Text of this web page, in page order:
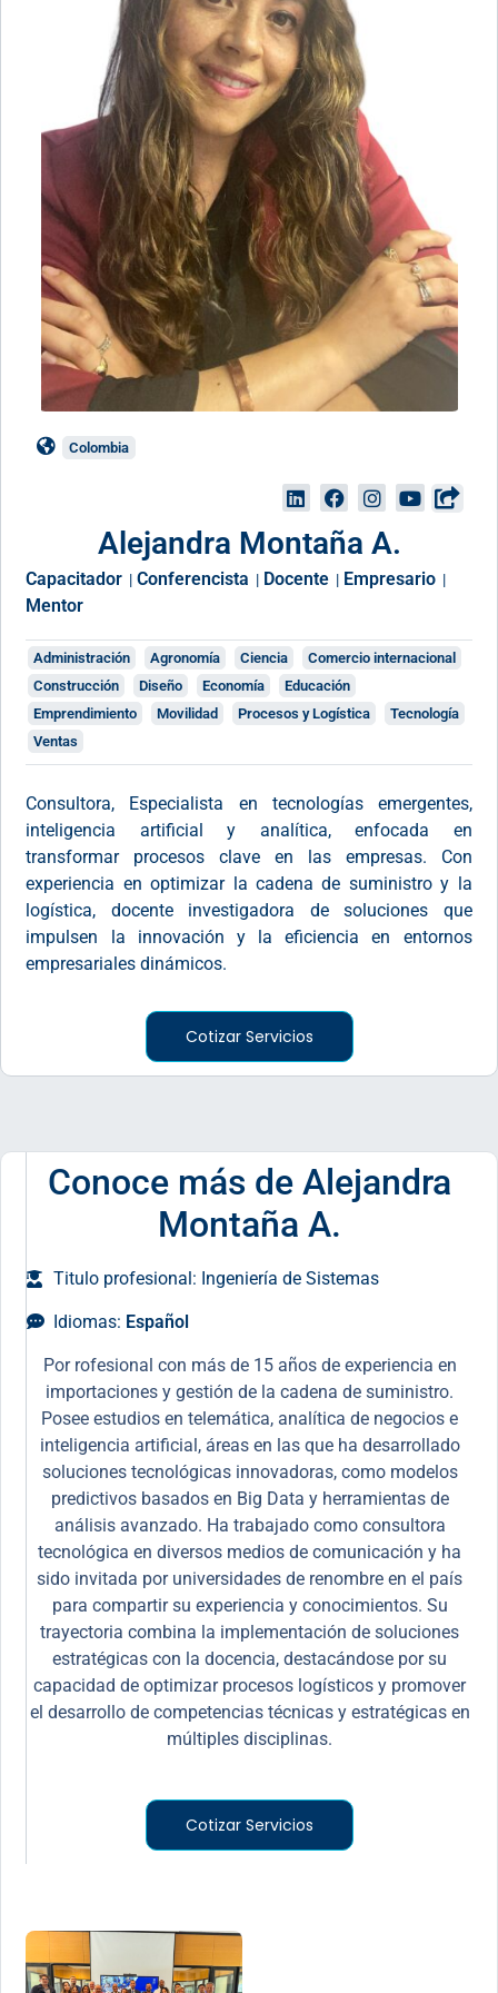
Colombia
Alejandra Montaña A.
Capacitador | Conferencista | Docente | Empresario |
Mentor
Administración Agronomía Ciencia
Comercio internacional
Construcción
Diseño Economía
Educación
Emprendimiento
Movilidad Procesos y Logística
Tecnología
Ventas
Consultora, Especialista en tecnologías emergentes,
inteligencia artificial y analítica, enfocada en
transformar procesos clave en las empresas. Con
experiencia en optimizar la cadena de suministro y la
logística, docente investigadora de soluciones que
impulsen la innovación y la eficiencia en entornos
empresariales dinámicos.
Cotizar Servicios
Conoce más de Alejandra
Montaña A.
Titulo profesional: Ingeniería de Sistemas
Idiomas: Español
Por rofesional con más de 15 años de experiencia en
importaciones y gestión de la cadena de suministro.
Posee estudios en telemática, analítica de negocios e
inteligencia artificial, áreas en las que ha desarrollado
soluciones tecnológicas innovadoras, como modelos
predictivos basados en Big Data y herramientas de
análisis avanzado. Ha trabajado como consultora
tecnológica en diversos medios de comunicación y ha
sido invitada por universidades de renombre en el país
para compartir su experiencia y conocimientos. Su
trayectoria combina la implementación de soluciones
estratégicas con la docencia, destacándose por su
capacidad de optimizar procesos logísticos y promover
el desarrollo de competencias técnicas y estratégicas en
múltiples disciplinas.
Cotizar Servicios